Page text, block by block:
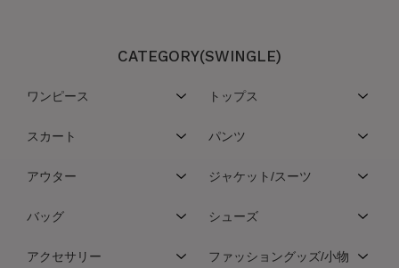
CATEGORY(SWINGLE)
ワンピース トップス
スカート パンツ
アウター ジャケット/スーツ
バッグ シューズ
アクセサリー ファッショングッズ/小物